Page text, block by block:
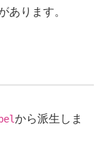
ります。
から派生しま